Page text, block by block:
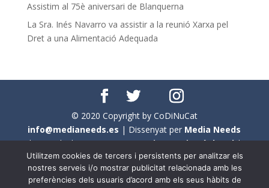
Assistim al 75è aniversari de Blanquerna
La Sra. Inés Navarro va assistir a la reunió Xarxa pel
Dret a una Alimentació Adequada
© 2020 Copyright by CoDiNuCat
info@medianeeds.es | Dissenyat per Media Needs
| Tots els drets reservats aCoDiNuCat |Avís legal|
Avís per cookies
En aquest web s'ha tingut en compte l'ús no sexista del
Utilitzem cookies de tercers i persistents per analitzar els
nostres serveis i/o mostrar publicitat relacionada amb les
preferències dels usuaris d’acord amb els seus hàbits de